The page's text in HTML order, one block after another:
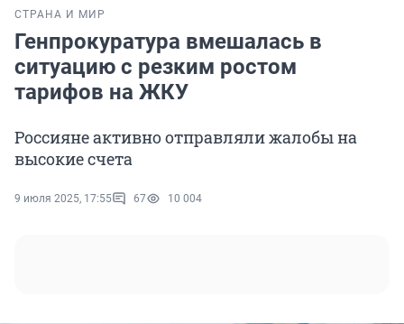
СТРАНА И МИР
Генпрокуратура вмешалась в
ситуацию с резким ростом
тарифов на ЖКУ
Россияне активно отправляли жалобы на
высокие счета
9 июля 2025, 17:55 67 10 004